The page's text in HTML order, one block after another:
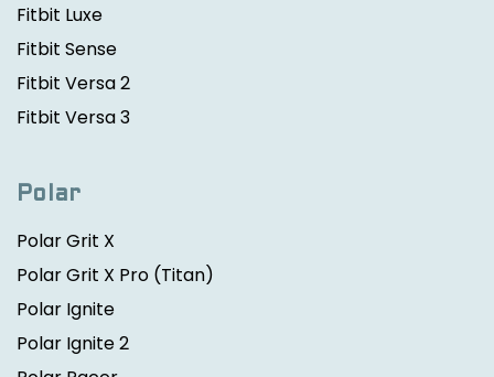
Fitbit Luxe
Fitbit Sense
Fitbit Versa 2
Fitbit Versa 3
Polar
Polar Grit X
Polar Grit X Pro (Titan)
Polar Ignite
Polar Ignite 2